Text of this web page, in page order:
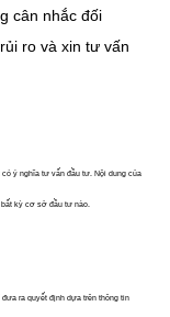
cân nhắc đối
ro và xin tư vấn
ý nghĩa tư vấn đầu tư. Nội dung của
kỳ cơ sở đầu tư nào.
ra quyết định dựa trên thông tin